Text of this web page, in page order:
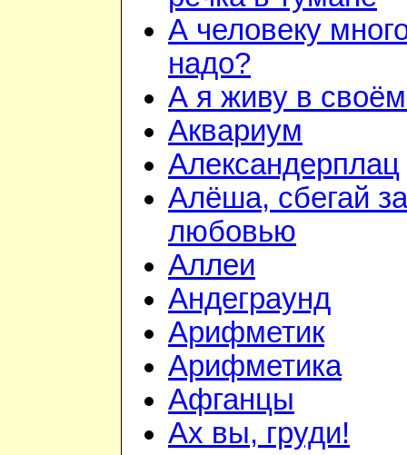
А человеку
надо?
А я живу в своём
Аквариум
Александерплац
Алёша, сбегай за
любовью
Аллеи
Андеграунд
Арифметик
Арифметика
Афганцы
Ах вы, груди!